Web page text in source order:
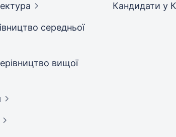
середньої
вищої
Кандидати у